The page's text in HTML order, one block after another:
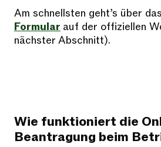
Am schnellsten geht’s über das
Formular auf der offiziellen
nächster Abschnitt).
Wie funktioniert die
Beantragung beim